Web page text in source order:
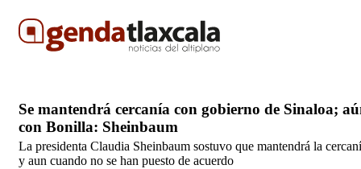
Se mantendrá cercanía con gobierno de Sinaloa;
con Bonilla: Sheinbaum
La presidenta Claudia Sheinbaum sostuvo que mantendrá la
y aun cuando no se han puesto de acuerdo